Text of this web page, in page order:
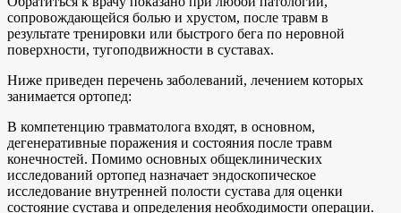
сопровождающейся болью и хрустом, после травм в
результате тренировки или быстрого бега по неровной
поверхности, тугоподвижности в суставах.
Ниже приведен перечень заболеваний, лечением которых
занимается ортопед:
В компетенцию травматолога входят, в основном,
дегенеративные поражения и состояния после травм
конечностей. Помимо основных общеклинических
исследований ортопед назначает эндоскопическое
исследование внутренней полости сустава для оценки
состояние сустава и определения необходимости операции.